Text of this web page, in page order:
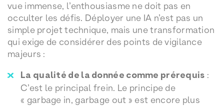
vue immense, l’enthousiasme ne doit pas en
occulter les défis. Déployer une IA n’est pas un
simple projet technique, mais une transformation
qui exige de considérer des points de vigilance
majeurs :
La qualité de la donnée comme prérequis :
C’est le principal frein. Le principe de
« garbage in, garbage out » est encore plus